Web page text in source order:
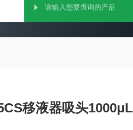
移液器吸头1000μL